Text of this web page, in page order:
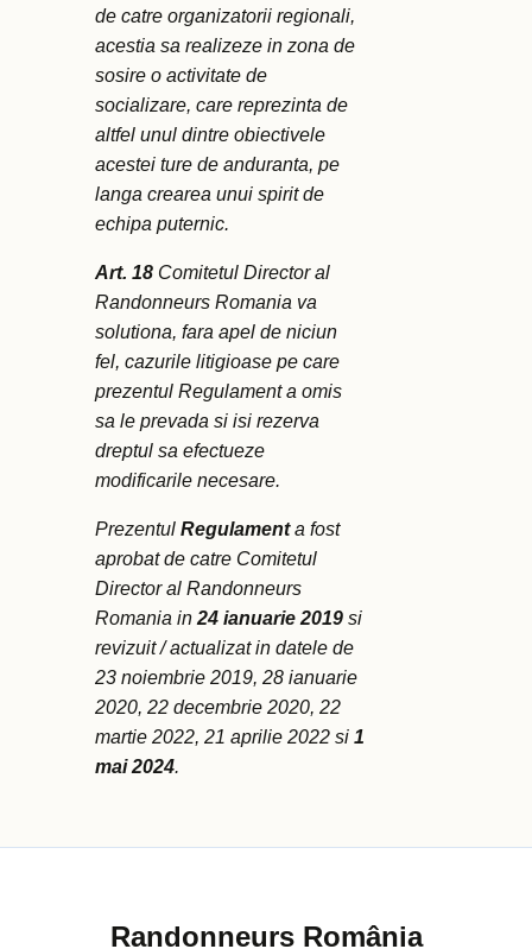
de catre organizatorii regionali,
acestia sa realizeze in zona de
sosire o activitate de
socializare, care reprezinta de
altfel unul dintre obiectivele
acestei ture de anduranta, pe
langa crearea unui spirit de
echipa puternic.
Art. 18 Comitetul Director al
Randonneurs Romania va
solutiona, fara apel de niciun
fel, cazurile litigioase pe care
prezentul Regulament a omis
sa le prevada si isi rezerva
dreptul sa efectueze
modificarile necesare.
Prezentul Regulamenta fost
aprobat de catre Comitetul
Director al Randonneurs
Romania in 24 ianuarie 2019 si
revizuit / actualizat in datele de
23 noiembrie 2019, 28 ianuarie
2020, 22 decembrie 2020, 22
martie 2022, 21 aprilie 2022 si 1
mai 2024.
Randonneurs România